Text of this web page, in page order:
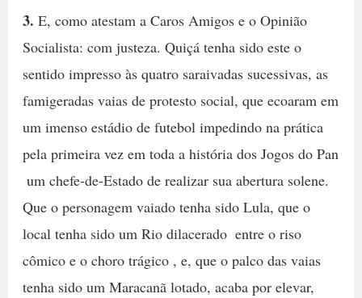
3. E, como atestam a Caros Amigos e o Opinião
Socialista: com justeza. Quiçá tenha sido este o
sentido impresso às quatro saraivadas sucessivas, as
famigeradas vaias de protesto social, que ecoaram em
um imenso estádio de futebol impedindo na prática 
pela primeira vez em toda a história dos Jogos do Pan
 um chefe-de-Estado de realizar sua abertura solene.
Que o personagem vaiado tenha sido Lula, que o
local tenha sido um Rio dilacerado  entre o riso
cômico e o choro trágico , e, que o palco das vaias
tenha sido um Maracanã lotado, acaba por elevar,